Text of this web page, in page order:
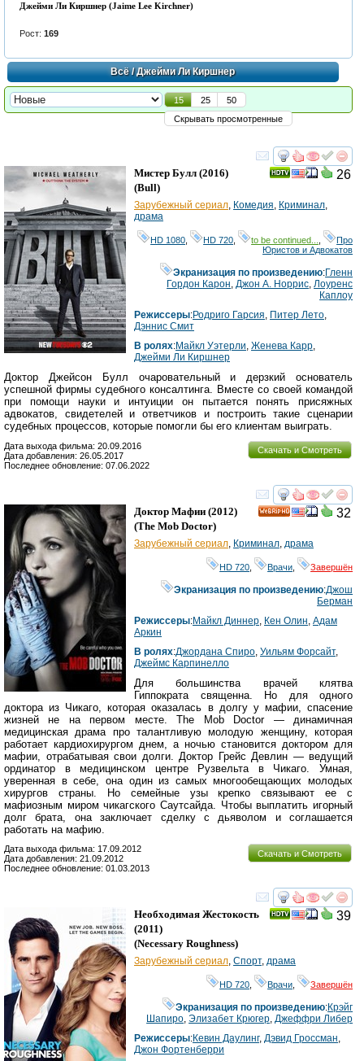
Джейми Ли Киршнер (Jaime Lee Kirchner)
Рост: 169
Всё/ Джейми Ли Киршнер
15 25
50
Скрывать просмотренные
смотреть
26
Мистер Булл (2016)
(Bull)
Зарубежный сериал Комедия Криминал
драма
HD 1080 HD 720 to be continued...
Про
Юристов и Адвокатов
Экранизация по произведению:Гленн
Гордон Карон Джон А. Норрис Лоуренс
Каплоу
Режиссеры:Родриго Гарсия Питер Лето
Дэннис Смит
В ролях:Майкл Уэтерли Женева Карр
Джейми Ли Киршнер
Доктор Джейсон Булл очаровательный и дерзкий основатель
успешной фирмы судебного консалтинга. Вместе со своей командой
при помощи науки и интуиции он пытается понять присяжных
адвокатов, свидетелей и ответчиков и построить такие сценарии
судебных процессов, которые помогли бы его клиентам выиграть.
Скачать и Смотреть
Дата выхода фильма: 20.09.2016
Дата добавления: 26.05.2017
Последнее обновление: 07.06.2022
смотреть
32
Доктор Мафии (2012)
(The Mob Doctor)
Зарубежный сериал Криминал драма
HD 720 Врачи Завершён
Экранизация по произведению:Джош
Берман
Режиссеры:Майкл Диннер Кен Олин Адам
Аркин
В ролях:Джордана Спиро Уильям Форсайт,
Джеймс Карпинелло
Для большинства врачей клятва
Гиппократа священна. Но для одного
доктора из Чикаго, которая оказалась в долгу у мафии, спасение
жизней не на первом месте. The Mob Doctor — динамичная
медицинская драма про талантливую молодую женщину, которая
работает кардиохирургом днем, а ночью становится доктором для
мафии, отрабатывая свои долги. Доктор Грейс Девлин — ведущий
ординатор в медицинском центре Рузвельта в Чикаго. Умная,
уверенная в себе, она один из самых многообещающих молодых
хирургов страны. Но семейные узы крепко связывают ее с
мафиозным миром чикагского Саутсайда. Чтобы выплатить игорный
долг брата, она заключает сделку с дьяволом и соглашается
работать на мафию.
Скачать и Смотреть
Дата выхода фильма: 17.09.2012
Дата добавления: 21.09.2012
Последнее обновление: 01.03.2013
смотреть
39
Необходимая Жестокость
(2011)
(Necessary Roughness)
Зарубежный сериал, Спорт, драма
HD 720 Врачи Завершён
Экранизация по произведению:Крэйг
Шапиро,Элизабет Крюгер,Джеффри Либер
Режиссеры:Кевин Даулинг, Дэвид Гроссман,
Джон Фортенберри